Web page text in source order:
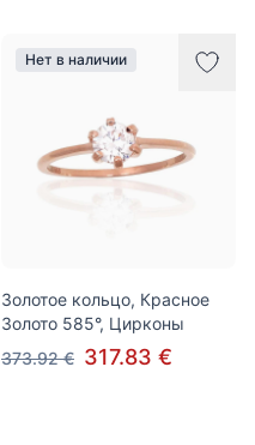
Нет в наличии
Золотое кольцо, Красное
Золото 585°, Цирконы
373.92 € 317.83 €